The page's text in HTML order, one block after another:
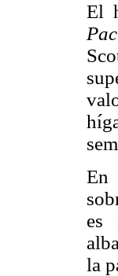
El
En
es
la